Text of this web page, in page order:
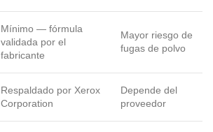
Mínimo — fórmula
validada por el
fabricante
Mayor riesgo de
fugas de polvo
Respaldado por Xerox
Corporation
Depende del
proveedor